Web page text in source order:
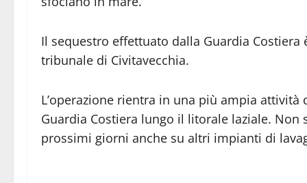
Il sequestro effettuato dalla Guardia
tribunale di Civitavecchia.
L’operazione rientra in una più ampia
Guardia Costiera lungo il litorale laziale.
prossimi giorni anche su altri impianti di